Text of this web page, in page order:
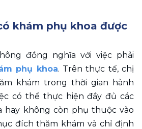
khám phụ khoa được
đồng nghĩa với việc phải
phụ khoa. Trên thực tế, chị
khám trong thời gian hành
có thể thực hiện đầy đủ các
hay không còn phụ thuộc vào
đích thăm khám và chỉ định